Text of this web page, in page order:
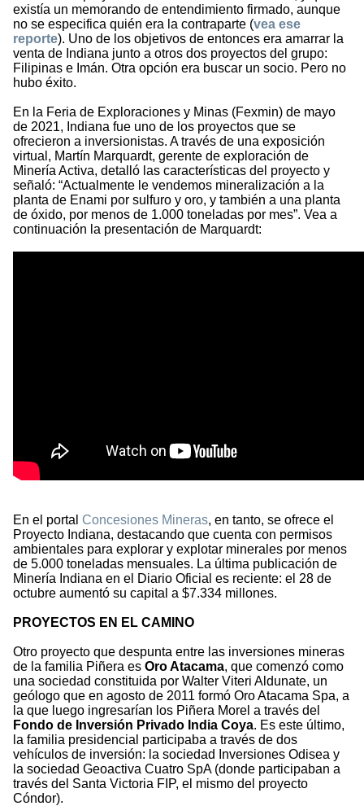
existía un memorando de entendimiento firmado, aunque
no se especifica quién era la contraparte (vea ese
reporte). Uno de los objetivos de entonces era amarrar la
venta de Indiana junto a otros dos proyectos del grupo:
Filipinas e Imán. Otra opción era buscar un socio. Pero no
hubo éxito.
En la Feria de Exploraciones y Minas (Fexmin) de mayo
de 2021, Indiana fue uno de los proyectos que se
ofrecieron a inversionistas. A través de una exposición
virtual, Martín Marquardt, gerente de exploración de
Minería Activa, detalló las características del proyecto y
señaló: “Actualmente le vendemos mineralización a la
planta de Enami por sulfuro y oro, y también a una planta
de óxido, por menos de 1.000 toneladas por mes”. Vea a
continuación la presentación de Marquardt:
En el portal Concesiones Mineras, en tanto, se ofrece el
Proyecto Indiana, destacando que cuenta con permisos
ambientales para explorar y explotar minerales por menos
de 5.000 toneladas mensuales. La última publicación de
Minería Indiana en el Diario Oficial es reciente: el 28 de
octubre aumentó su capital a $7.334 millones.
PROYECTOS EN EL CAMINO
Otro proyecto que despunta entre las inversiones mineras
de la familia Piñera es Oro Atacama, que comenzó como
una sociedad constituida por Walter Viteri Aldunate, un
geólogo que en agosto de 2011 formó Oro Atacama Spa, a
la que luego ingresarían los Piñera Morel a través del
Fondo de Inversión Privado India Coya. Es este último,
la familia presidencial participaba a través de dos
vehículos de inversión: la sociedad Inversiones Odisea y
la sociedad Geoactiva Cuatro SpA (donde participaban a
través del Santa Victoria FIP, el mismo del proyecto
Cóndor).